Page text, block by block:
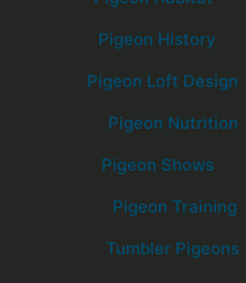
Pigeon History
Pigeon Loft Design
Pigeon Nutrition
Pigeon Shows
Pigeon Training
Tumbler Pigeons